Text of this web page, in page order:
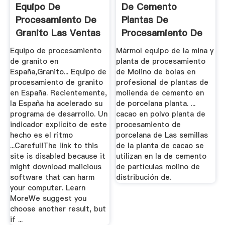
Equipo De
Procesamiento De
Granito Las Ventas
De ...
Equipo de procesamiento
de granito en
España,Granito... Equipo de
procesamiento de granito
en España. Recientemente,
la España ha acelerado su
programa de desarrollo. Un
indicador explícito de este
hecho es el ritmo
...Careful!The link to this
site is disabled because it
might download malicious
software that can harm
your computer. Learn
MoreWe suggest you
choose another result, but
if ...
De Cemento
Plantas De
Procesamiento De
Porcelana
Mármol equipo de la mina y
planta de procesamiento
de Molino de bolas en
profesional de plantas de
molienda de cemento en
de porcelana planta. ...
cacao en polvo planta de
procesamiento de
porcelana de Las semillas
de la planta de cacao se
utilizan en la de cemento
de partículas molino de
distribución de.